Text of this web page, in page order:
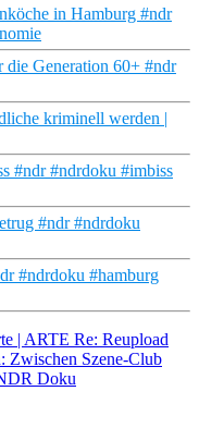
in Hamburg #ndr
Generation 60+ #ndr
kriminell werden |
#ndr #ndrdoku #imbiss
#ndr #ndrdoku
#ndrdoku #hamburg
| ARTE Re: Reupload
Zwischen Szene-Club
Doku